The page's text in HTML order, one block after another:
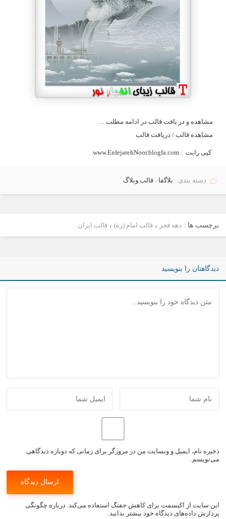
مشاهده و در یافت قالب در ادامه مطلب …
مشاهده قالب / دریافت قالب
کپی رایت : www.EnfejarehNoor.blogfa.com
دسته بندی : بلاگفا ،قالب وبلاگ
برچسب ها : دهه فجر ، قالب امام (ره) ، قالب ایران
دیدگاهتان را بنویسید
ذخیره نام، ایمیل و وبسایت من در مرورگر برای زمانی که دوباره دیدگاهی
می‌نویسم.
این سایت از اکیسمت برای کاهش جفنگ استفاده می‌کند. درباره چگونگی
پردازش داده‌های دیدگاه خود بیشتر بدانید.